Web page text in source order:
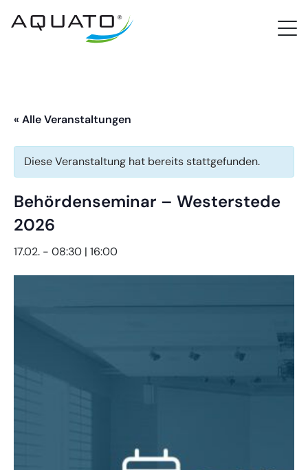
« Alle Veranstaltungen
Diese Veranstaltung hat bereits stattgefunden.
Behördenseminar – Westerstede
2026
17.02. - 08:30 | 16:00